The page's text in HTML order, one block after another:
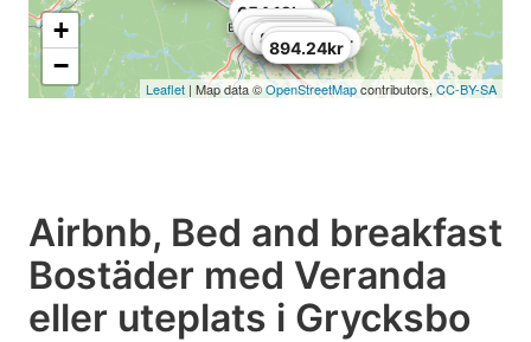
447.12kr
819.72kr
654.12kr
894.24kr
1,043.28kr
794.88kr
1,374.48kr
687.24kr
885.96kr
+
−
Leaflet | Map data ©OpenStreetMapcontributors,CC-BY-SA
Airbnb, Bed and breakfast
Bostäder med Veranda
eller uteplats i Grycksbo